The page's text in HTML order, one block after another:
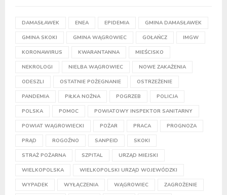
DAMASŁAWEK ENEA EPIDEMIA GMINA DAMASŁAWEK
GMINA SKOKI GMINA WĄGROWIEC GOŁAŃCZ IMGW
KORONAWIRUS KWARANTANNA MIEŚCISKO
NEKROLOGI NIELBA WĄGROWIEC NOWE ZAKAŻENIA
ODESZLI OSTATNIE POŻEGNANIE OSTRZEŻENIE
PANDEMIA PIŁKA NOŻNA POGRZEB POLICJA
POLSKA POMOC POWIATOWY INSPEKTOR SANITARNY
POWIAT WĄGROWIECKI POŻAR PRACA PROGNOZA
PRĄD ROGOŹNO SANPEID SKOKI
STRAŻ POŻARNA SZPITAL URZĄD MIEJSKI
WIELKOPOLSKA WIELKOPOLSKI URZĄD WOJEWÓDZKI
WYPADEK WYŁĄCZENIA WĄGROWIEC ZAGROŻENIE